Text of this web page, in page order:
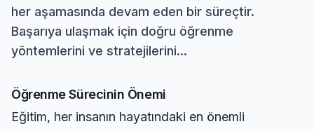
her aşamasında devam eden bir süreçtir.
Başarıya ulaşmak için doğru öğrenme
yöntemlerini ve stratejilerini...
Öğrenme Sürecinin Önemi
Eğitim, her insanın hayatındaki en önemli